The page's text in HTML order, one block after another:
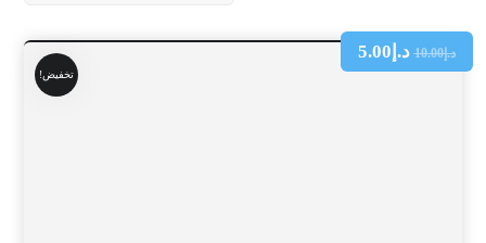
تخفيض!
د.إ10.00 د.إ 5.00